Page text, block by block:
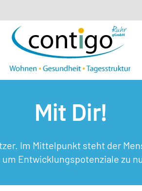
Mit Dir!
Im Mittelpunkt steht der
Entwicklungspotenziale zu